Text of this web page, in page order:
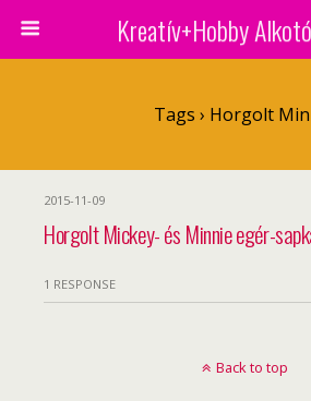
Kreatív+Hobby
Tags › Horgolt
2015-11-09
Horgolt Mickey- és Minnie egér-
1 RESPONSE
Back to top